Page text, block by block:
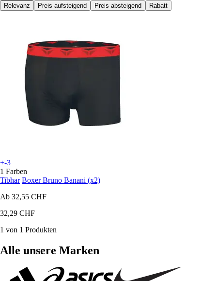
Relevanz
Preis aufsteigend Preis absteigend Rabatt
+-3
1 Farben
Tibhar Boxer Bruno Banani (x2)
Ab 32,55 CHF
32,29 CHF
1 von 1 Produkten
Alle unsere Marken